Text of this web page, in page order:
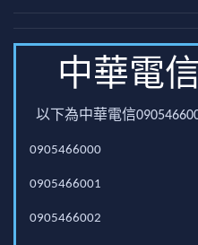
中華電
以下為中華電信
0905466000
0905466001
0905466002